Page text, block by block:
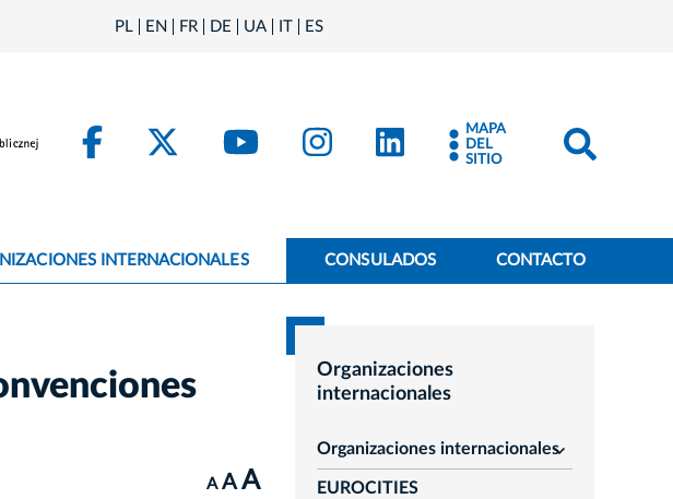
PL EN FR DE UA IT ES
FacebookKraków - X
Kraków - YouTube
Kraków - Instagram
Kraków - LinkedIn
MAPA
DEL
SITIO
INTERNACIONALES CONSULADOS CONTACTO
A A A
Organizaciones
internacionales
Organizaciones internacionales
rozwiń
EUROCITIES